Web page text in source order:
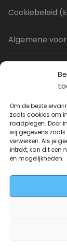
Om de beste
zoals cookies om
raadplegen. Door
wij gegevens zoals
verwerken. Als je
intrekt, kan dit een
en mogelijkheden.
Cookiebeleid
Algemene
Uitverkoop